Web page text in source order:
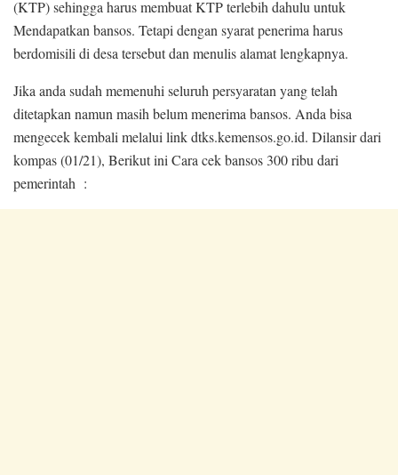
(KTP) sehingga harus membuat KTP terlebih dahulu untuk
Mendapatkan bansos. Tetapi dengan syarat penerima harus
berdomisili di desa tersebut dan menulis alamat lengkapnya.
Jika anda sudah memenuhi seluruh persyaratan yang telah
ditetapkan namun masih belum menerima bansos. Anda bisa
mengecek kembali melalui link dtks.kemensos.go.id. Dilansir dari
kompas (01/21), Berikut ini Cara cek bansos 300 ribu dari
pemerintah :